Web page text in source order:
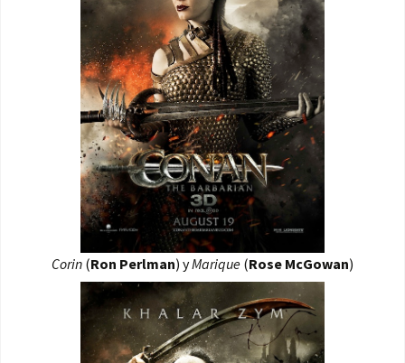
Corin (Ron Perlman) yMarique (Rose McGowan)